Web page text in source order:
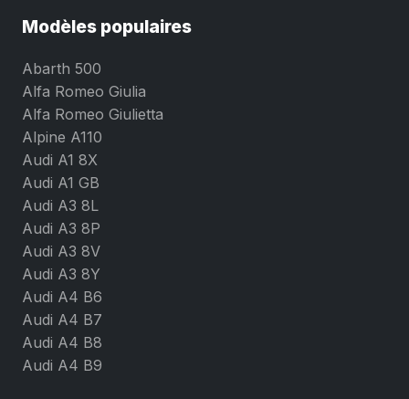
Modèles populaires
Abarth 500
Alfa Romeo Giulia
Alfa Romeo Giulietta
Alpine A110
Audi A1 8X
Audi A1 GB
Audi A3 8L
Audi A3 8P
Audi A3 8V
Audi A3 8Y
Audi A4 B6
Audi A4 B7
Audi A4 B8
Audi A4 B9